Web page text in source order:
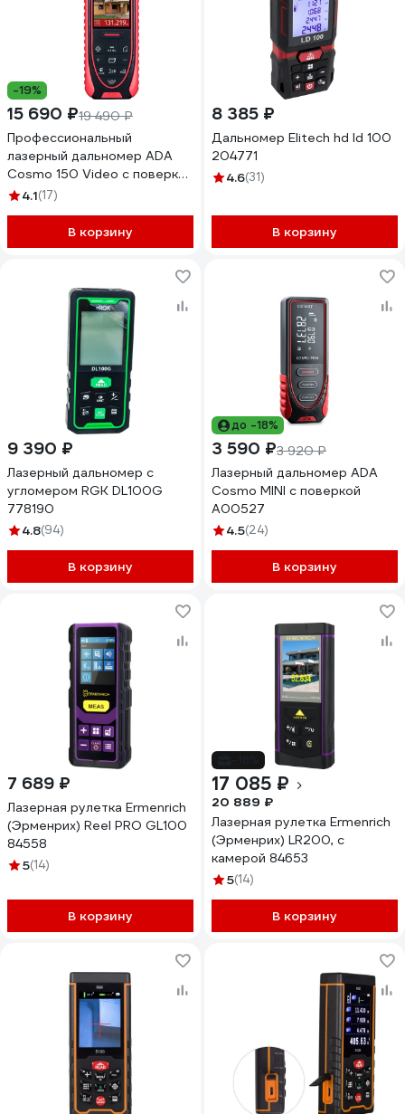
-19%
15 690 ₽19 490 ₽
Профессиональный
лазерный дальномер ADA
Cosmo 150 Video с поверкой
А00524
4.1(17)
В корзину
8 385 ₽
Дальномер Elitech hd ld 100
204771
4.6(31)
В корзину
9 390 ₽
Лазерный дальномер с
угломером RGK DL100G
778190
4.8(94)
В корзину
до -18%
3 590 ₽3 920 ₽
Лазерный дальномер ADA
Cosmo MINI с поверкой
А00527
4.5(24)
В корзину
7 689 ₽
Лазерная рулетка Ermenrich
(Эрменрих) Reel PRO GL100
84558
5(14)
В корзину
17 085 ₽
20 889 ₽
Лазерная рулетка Ermenrich
(Эрменрих) LR200, с
камерой 84653
5(14)
В корзину